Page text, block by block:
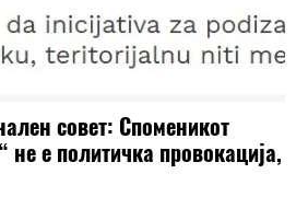
совет: Споменикот
не е политичка провокација,